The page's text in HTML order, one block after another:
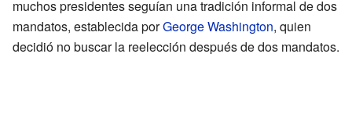
muchos presidentes seguían una tradición informal de dos
mandatos, establecida porGeorge Washington, quien
decidió no buscar la reelección después de dos mandatos.